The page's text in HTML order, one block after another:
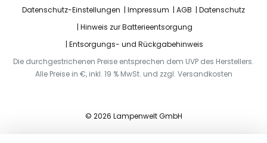
Datenschutz-Einstellungen Impressum AGB
Datenschutz
Hinweis zur Batterieentsorgung
Entsorgungs- und Rückgabehinweis
Die durchgestrichenen Preise entsprechen dem UVP des Herstellers.
Alle Preise in €, inkl. 19 % MwSt. und zzgl. Versandkosten
© 2026 Lampenwelt GmbH